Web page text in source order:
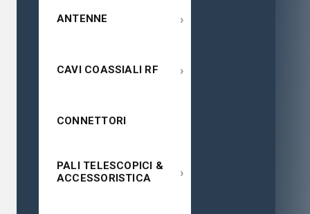
ANTENNE ›
CAVI COASSIALI RF ›
CONNETTORI
PALI TELESCOPICI &
ACCESSORISTICA
›